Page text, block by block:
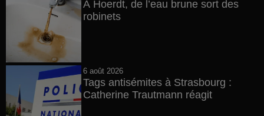
À Hoerdt, de l’eau brune sort des
robinets
6 août 2026
Tags antisémites à Strasbourg :
Catherine Trautmann réagit